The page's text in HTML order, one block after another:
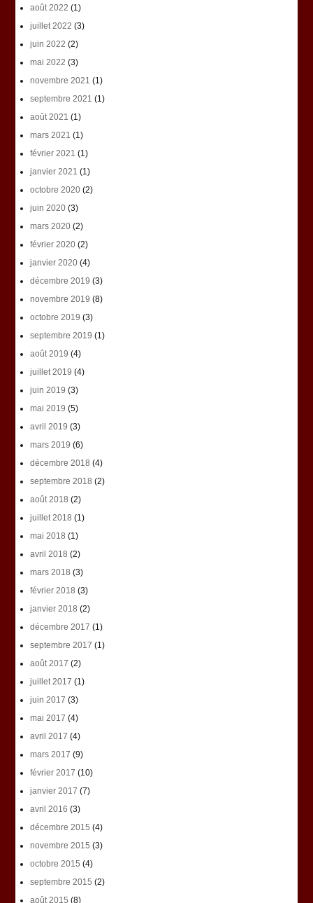
août 2022 (1)
juillet 2022 (3)
juin 2022 (2)
mai 2022 (3)
novembre 2021 (1)
septembre 2021 (1)
août 2021 (1)
mars 2021 (1)
février 2021 (1)
janvier 2021 (1)
octobre 2020(2)
juin 2020(3)
mars 2020(2)
février 2020(2)
janvier 2020(4)
décembre 2019 (3)
novembre 2019 (8)
octobre 2019 (3)
septembre 2019 (1)
août 2019 (4)
juillet 2019 (4)
juin 2019 (3)
mai 2019 (5)
avril 2019 (3)
mars 2019 (6)
décembre 2018 (4)
septembre 2018 (2)
août 2018 (2)
juillet 2018 (1)
mai 2018 (1)
avril 2018 (2)
mars 2018 (3)
février 2018 (3)
janvier 2018 (2)
décembre 2017 (1)
septembre 2017 (1)
août 2017 (2)
juillet 2017 (1)
juin 2017 (3)
mai 2017 (4)
avril 2017 (4)
mars 2017 (9)
février 2017 (10)
janvier 2017 (7)
avril 2016 (3)
décembre 2015 (4)
novembre 2015 (3)
octobre 2015 (4)
septembre 2015 (2)
août 2015 (8)